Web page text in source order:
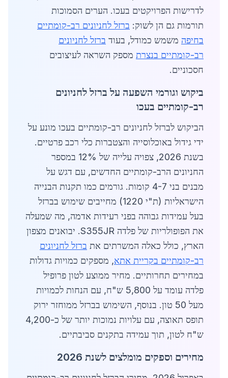
לדרישות הפרויקטים בעכו. הערים הסמוכות
תורמות גם הן לשוק: ברזל לחניונים רב-קומתיים
בחיפה משמש כמודל, בעוד ברזל לחניונים
רב-קומתיים בנצרת מספק השראה לעיצובים
חסכוניים.
ביקוש וגורמי השפעה על ברזל לחניונים
רב-קומתיים בעכו
הביקוש לברזל לחניונים רב-קומתיים בעכו מונע על
ידי גידול באוכלוסייה והצטברות כלי רכב פרטיים.
בשנת 2026, צפויה עלייה של 12% במספר
החניונים הרב-קומתיים החדשים, עם דגש על
מבנים בני 4-7 קומות. גורמים כמו תקנות הבנייה
הישראליות (ת"י 1220) מחייבים שימוש בברזל
בעל עמידות גבוהה בפני רעידות אדמה, מה שמעלה
את הפופולריות של פלדה S355JR. יבואנים מצפון
הארץ, כולל כאלה המשרתים את ברזל לחניונים
רב-קומתיים בקריית אתא, מספקים כמויות גדולות
במחירים תחרותיים. מחיר ממוצע לטון פרופיל
פלדה עומד על 5,800 ש"ח, עם הנחות לכמויות
מעל 50 טון. בנוסף, השימוש בברזל ממוחזר ירוק
תופס תאוצה, עם עלויות נמוכות יותר של כ-4,200
ש"ח לטון, תוך עמידה בתקנים סביבתיים.
מחירים וספקים מומלצים לשנת 2026